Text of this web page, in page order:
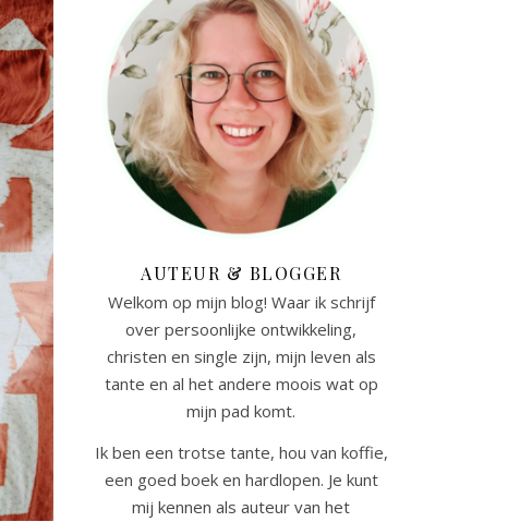
AUTEUR & BLOGGER
Welkom op mijn blog! Waar ik schrijf
over persoonlijke ontwikkeling,
christen en single zijn, mijn leven als
tante en al het andere moois wat op
mijn pad komt.
Ik ben een trotse tante, hou van koffie,
een goed boek en hardlopen. Je kunt
mij kennen als auteur van het